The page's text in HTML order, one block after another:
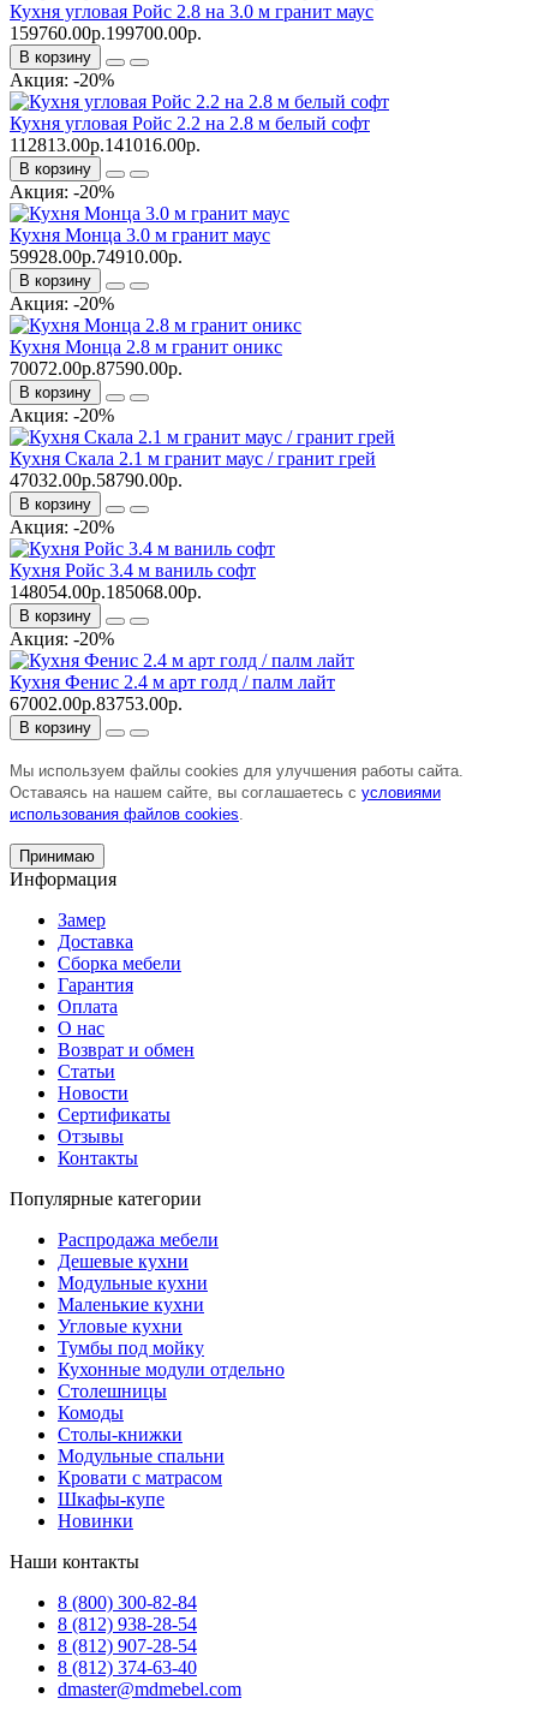
Кухня угловая Ройс 2.8 на 3.0 м гранит маус
159760.00р.199700.00р.
В корзину
Акция: -20%
Кухня угловая Ройс 2.2 на 2.8 м белый софт
112813.00р.141016.00р.
В корзину
Акция: -20%
Кухня Монца 3.0 м гранит маус
59928.00р.74910.00р.
В корзину
Акция: -20%
Кухня Монца 2.8 м гранит оникс
70072.00р.87590.00р.
В корзину
Акция: -20%
Кухня Скала 2.1 м гранит маус / гранит грей
47032.00р.58790.00р.
В корзину
Акция: -20%
Кухня Ройс 3.4 м ваниль софт
148054.00р.185068.00р.
В корзину
Акция: -20%
Кухня Фенис 2.4 м арт голд / палм лайт
67002.00р.83753.00р.
В корзину
Мы используем файлы cookies для улучшения работы сайта.
Оставаясь на нашем сайте, вы соглашаетесь с условиями
использования файлов cookies.
Принимаю
Информация
Замер
Доставка
Сборка мебели
Гарантия
Оплата
О нас
Возврат и обмен
Статьи
Новости
Сертификаты
Отзывы
Контакты
Популярные категории
Распродажа мебели
Дешевые кухни
Модульные кухни
Маленькие кухни
Угловые кухни
Тумбы под мойку
Кухонные модули отдельно
Столешницы
Комоды
Столы-книжки
Модульные спальни
Кровати с матрасом
Шкафы-купе
Новинки
Наши контакты
8 (800) 300-82-84
8 (812) 938-28-54
8 (812) 907-28-54
8 (812) 374-63-40
dmaster@mdmebel.com